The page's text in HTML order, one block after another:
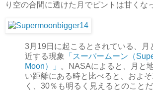
り空の合間に透けた月でピントは甘くな
3月19日に起こるとされている、月
近する現象
「スーパームーン（
Moon）」
。NASAによると、月と
い距離にある時と比べると、およ
く、30％も明るく見えるとのことだ